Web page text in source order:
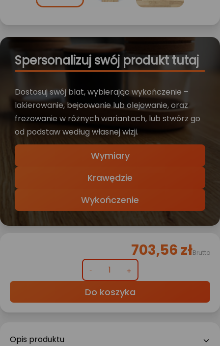
Spersonalizuj swój produkt tutaj
Dostosuj swój blat, wybierając wykończenie –
lakierowanie, bejcowanie lub olejowanie, oraz
frezowanie w różnych wariantach, lub stwórz go
od podstaw według własnej wizji.
Wymiary
Krawędzie
Wykończenie
703,56 złBrutto
Do koszyka
Opis produktu